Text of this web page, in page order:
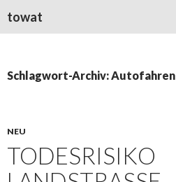
towat
Schlagwort-Archiv: Autofahren
NEU
TODESRISIKO